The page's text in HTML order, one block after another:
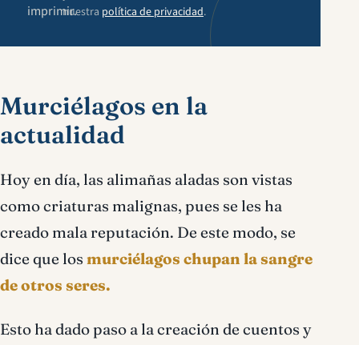
imprimir.nuestra política de privacidad.
Murciélagos en la
actualidad
Hoy en día, las alimañas aladas son vistas
como criaturas malignas, pues se les ha
creado mala reputación. De este modo, se
dice que los murciélagos chupan la sangre
de otros seres.
Esto ha dado paso a la creación de cuentos y